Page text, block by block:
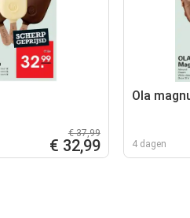
€ 37,99
€ 32,99
Ola
4 dagen